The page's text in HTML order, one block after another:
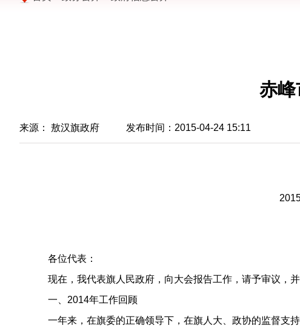
赤
来源： 敖汉旗政府 发布时间：2015-04-24 15:11
各位代表：
现在，我代表旗人民政府，向大会报告工作，请予审议，
一、2014年工作回顾
一年来，在旗委的正确领导下，在旗人大、政协的监督支